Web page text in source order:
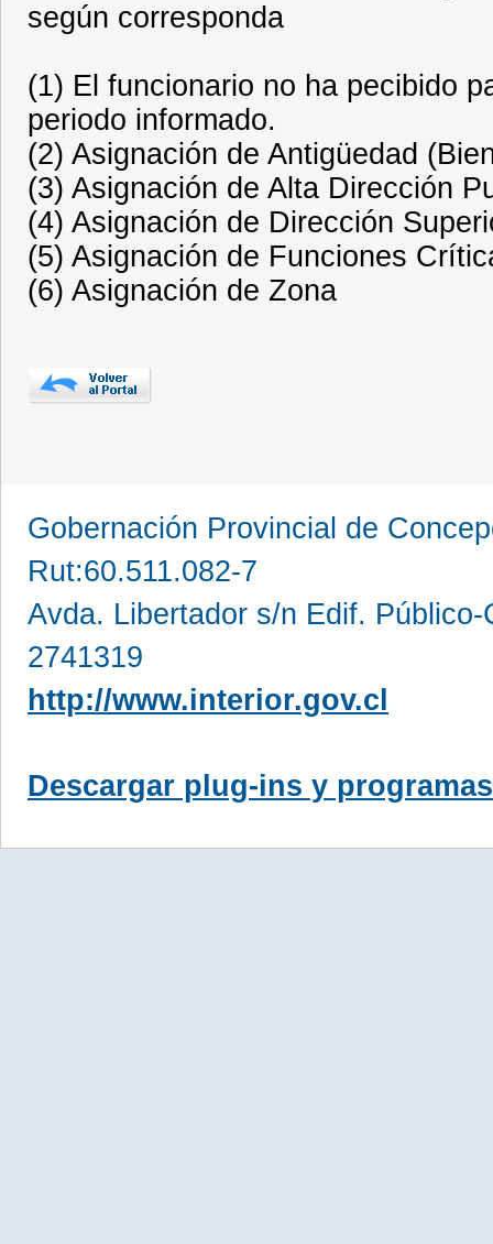
según corresponda
(1) El funcionario no ha pecibido
periodo informado.
(2) Asignación de Antigüedad
(3) Asignación de Alta Dirección
(4) Asignación de Dirección
(5) Asignación de Funciones
(6) Asignación de Zona
Gobernación Provincial de
Rut:60.511.082-7
Avda. Libertador s/n Edif.
2741319
http://www.interior.gov.cl
Descargar plug-ins y